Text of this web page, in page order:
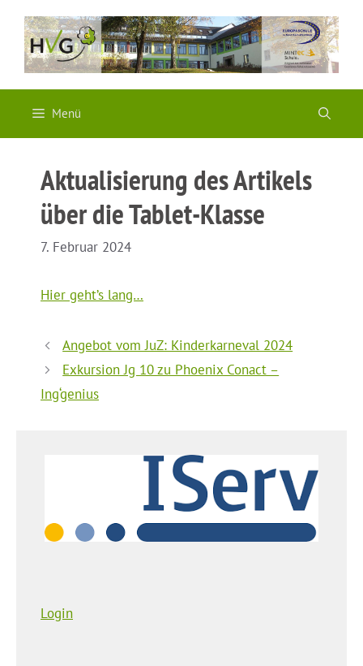
Inhalt
springen
Menü
Aktualisierung des Artikels
über die Tablet-Klasse
7. Februar 2024
Hier geht’s lang…
Angebot vom JuZ: Kinderkarneval 2024
Exkursion Jg 10 zu Phoenix Conact –
Ing‘genius
Login